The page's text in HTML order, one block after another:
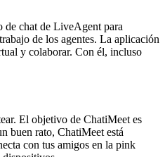
de chat de LiveAgent para
de los agentes. La aplicación
y colaborar. Con él, incluso
El objetivo de ChatiMeet es
buen rato, ChatiMeet está
con tus amigos en la pink